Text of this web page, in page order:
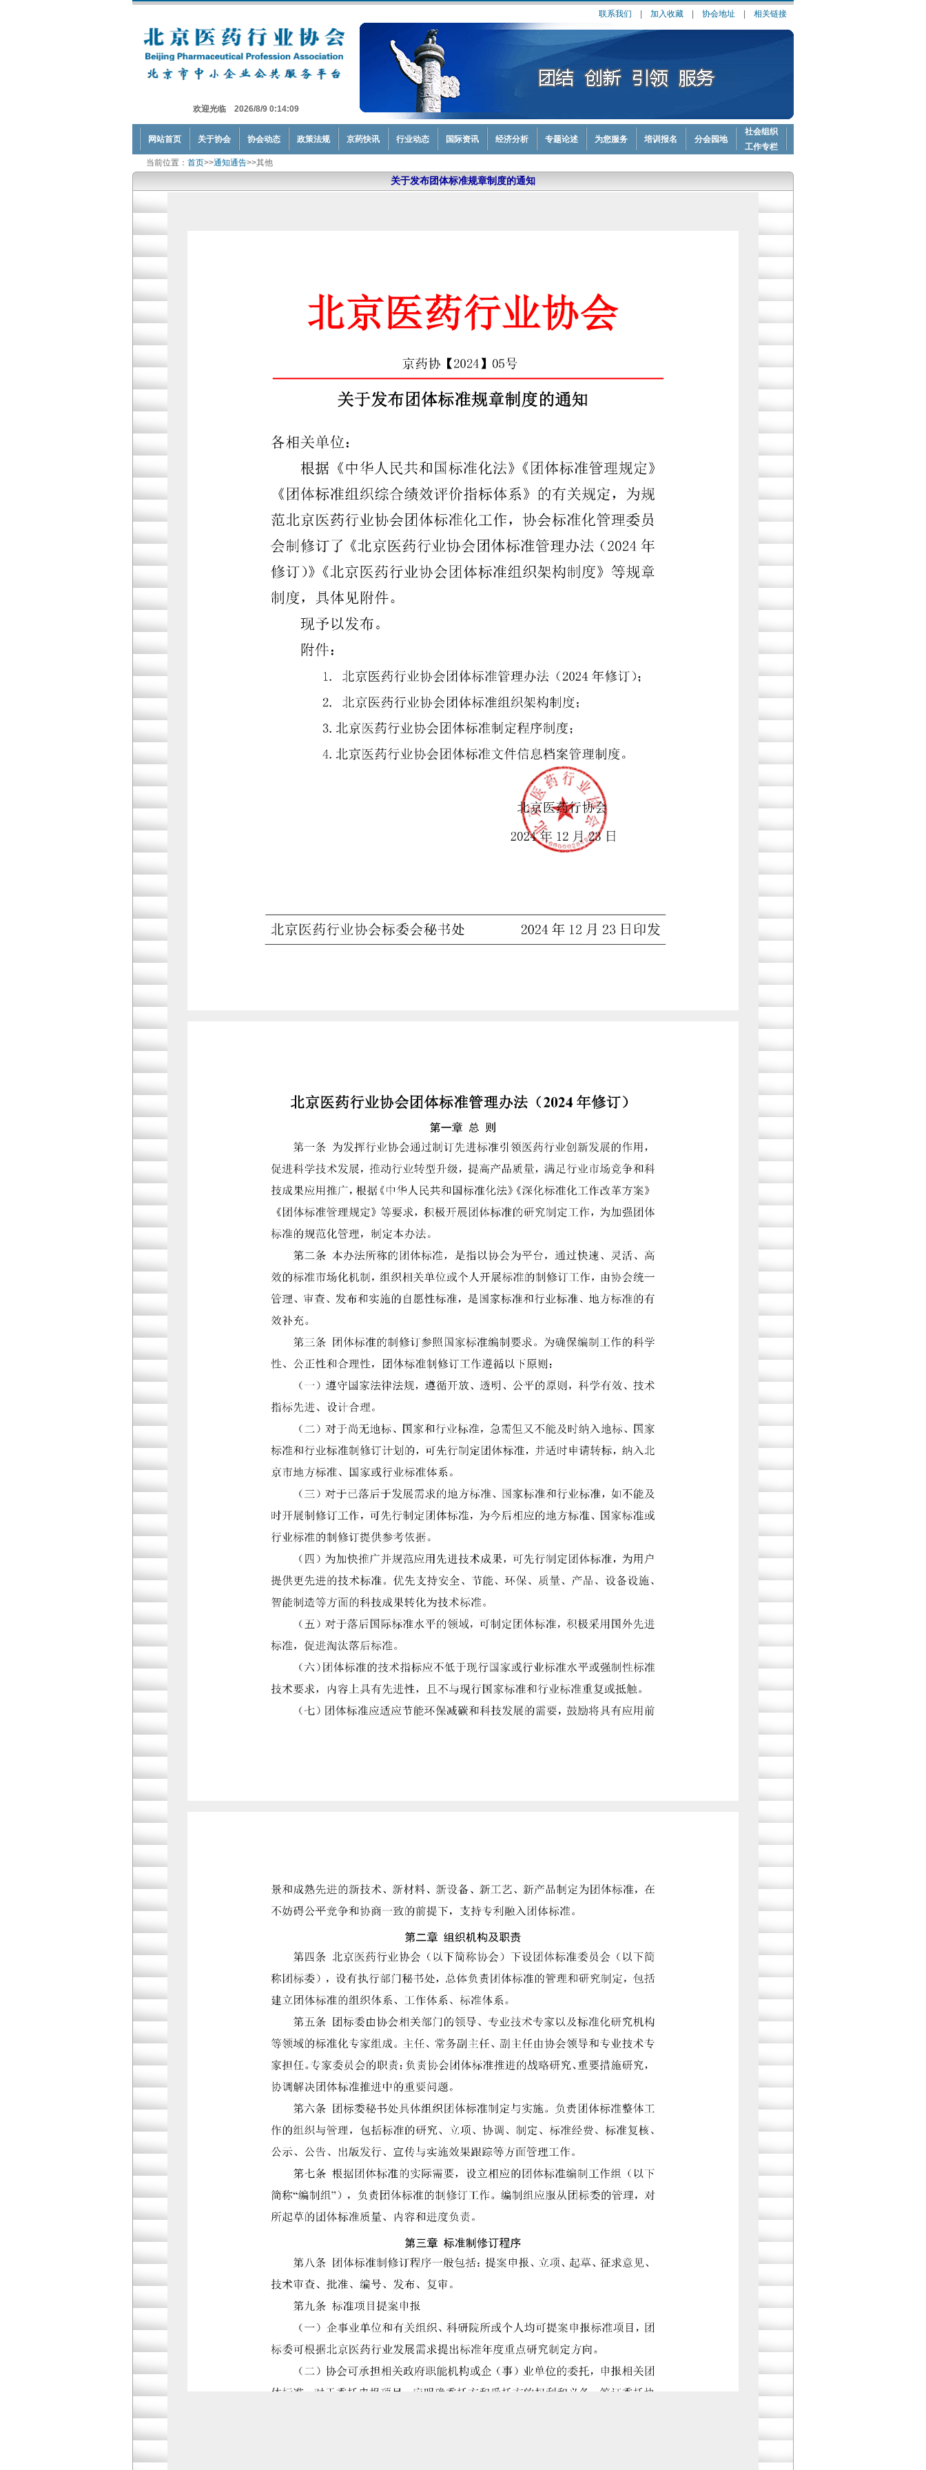
联系我们 加入收藏 协会地址 相关链接
欢迎光临 2026/8/9 0:14:09
网站首页 关于协会 协会动态 政策法规 京药快讯 行业动态 国际资讯 经济分析 专题论述 为您服务 培训报名 分会园地
社会组织
工作专栏
当前位置： 首页>>通知通告>>其他
关于发布团体标准规章制度的通知